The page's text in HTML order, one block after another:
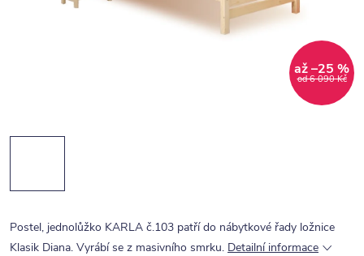
od 6 090 Kč
až –25 %
Postel, jednolůžko KARLA č.103 patří do nábytkové řady ložnice
Klasik Diana. Vyrábí se z masivního smrku. Detailní informace